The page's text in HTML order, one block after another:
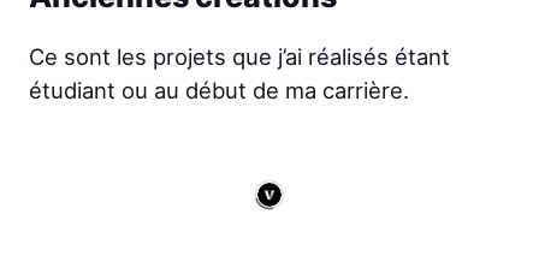
Ce sont les projets que j’ai réalisés étant
étudiant ou au début de ma carrière.